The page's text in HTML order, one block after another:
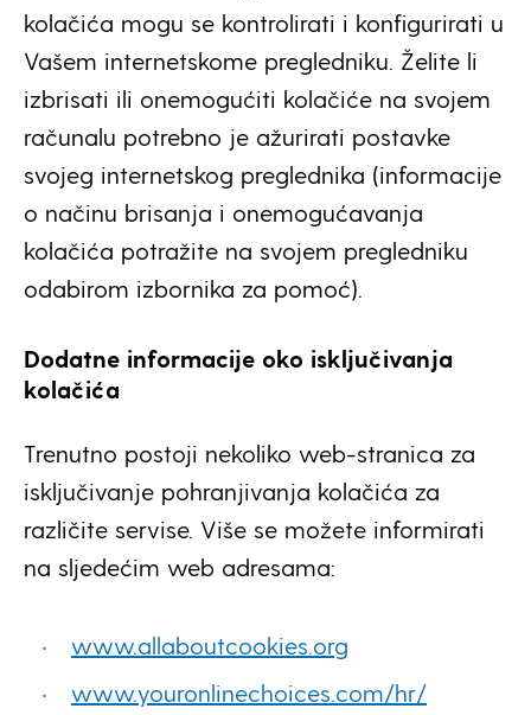
kolačića mogu se kontrolirati i konfigurirati u
Vašem internetskome pregledniku. Želite li
izbrisati ili onemogućiti kolačiće na svojem
računalu potrebno je ažurirati postavke
svojeg internetskog preglednika (informacije
o načinu brisanja i onemogućavanja
kolačića potražite na svojem pregledniku
odabirom izbornika za pomoć).
Dodatne informacije oko isključivanja
kolačića
Trenutno postoji nekoliko web-stranica za
isključivanje pohranjivanja kolačića za
različite servise. Više se možete informirati
na sljedećim web adresama:
www.allaboutcookies.org
www.youronlinechoices.com/hr/